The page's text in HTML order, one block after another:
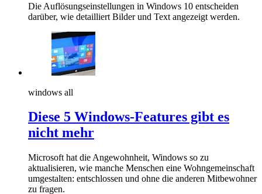
Die Auflösungseinstellungen in Windows 10 entscheiden
darüber, wie detailliert Bilder und Text angezeigt werden.
windows all
Diese 5 Windows-Features gibt es
nicht mehr
Microsoft hat die Angewohnheit, Windows so zu
aktualisieren, wie manche Menschen eine Wohngemeinschaft
umgestalten: entschlossen und ohne die anderen Mitbewohner
zu fragen.